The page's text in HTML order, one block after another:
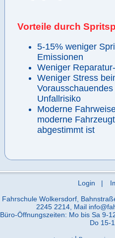
Vorteile durch
5-15% weniger
Emissionen
Weniger
Weniger Stress
Unfallrisiko
Moderne
moderne
abgestimmt ist
Login |
Fahrschule Wolkersdorf,
2245 2214, Mail
Büro-Öffnungszeiten: Mo bis Sa 9-
Do 15-